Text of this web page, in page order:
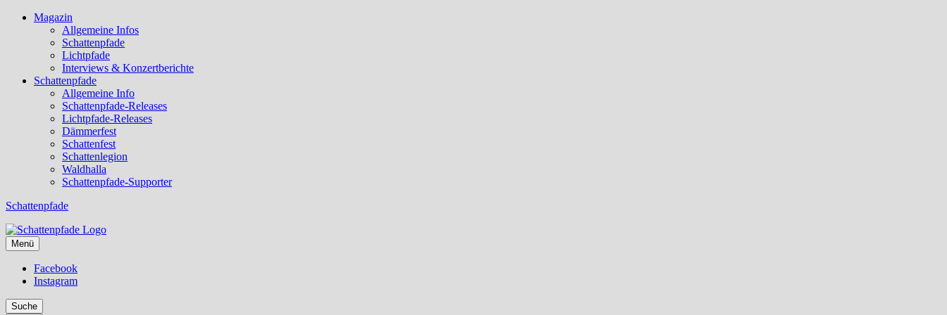
Magazin
Allgemeine Infos
Schattenpfade
Lichtpfade
Interviews & Konzertberichte
Schattenpfade
Allgemeine Info
Schattenpfade-Releases
Lichtpfade-Releases
Dämmerfest
Schattenfest
Schattenlegion
Waldhalla
Schattenpfade-Supporter
Schattenpfade
Menü
Facebook
Instagram
Suche